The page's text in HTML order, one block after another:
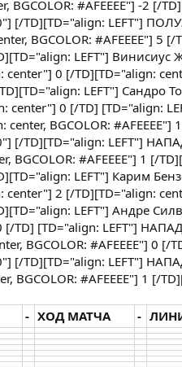
#AFEEEE"] -2 [/
[/TD][TD="align: LEFT"]
BGCOLOR: #AFEEEE"] 5
LEFT"] Винисиус
center"] 0 [/TD][TD="align:
LEFT"] Сандро
center"] 0 [/TD]
BGCOLOR:
[/TD][TD="align: LEFT"]
BGCOLOR: #AFEEEE"] 1 [/
LEFT"] Карим
center"] 2 [/TD][TD="align:
LEFT"] Андре
[/TD] [TD="align: LEFT"]
BGCOLOR: #AFEEEE"] 0 [/
[/TD][TD="align: LEFT"]
BGCOLOR: #AFEEEE"] 1 [/
- ХОД МАТЧА -